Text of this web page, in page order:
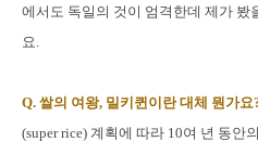
에서도 독일의 것이 엄격한데 제가 봤
요.
Q. 쌀의 여왕, 밀키퀸이란 대체 뭔가요
(super rice) 계획에 따라 10여 년 동안